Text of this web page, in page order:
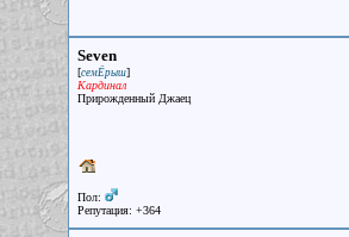
Seven
[семЁрыш]
Кардинал
Прирожденный Джаец
Пол:
Репутация: +364